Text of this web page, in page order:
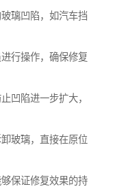
璃凹陷，如汽车挡
行操作，确保修复
凹陷进一步扩大，
玻璃，直接在原位
保证修复效果的持